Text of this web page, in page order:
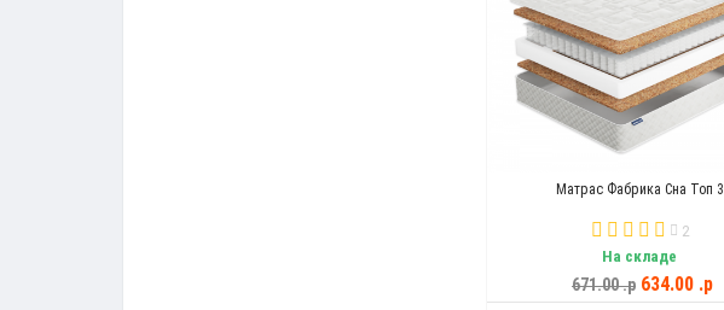
Матрас Фабрика Сна Топ 3
2
На складе
671.00 .p 634.00 .p